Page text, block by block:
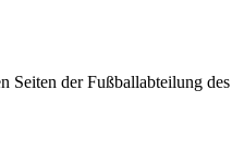
Seiten der Fußballabteilung